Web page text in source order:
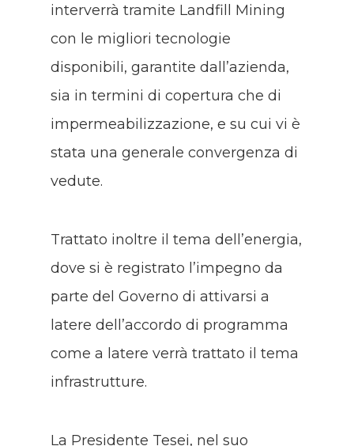
interverrà tramite Landfill Mining
con le migliori tecnologie
disponibili, garantite dall’azienda,
sia in termini di copertura che di
impermeabilizzazione, e su cui vi è
stata una generale convergenza di
vedute.
Trattato inoltre il tema dell’energia,
dove si è registrato l’impegno da
parte del Governo di attivarsi a
latere dell’accordo di programma
come a latere verrà trattato il tema
infrastrutture.
La Presidente Tesei, nel suo